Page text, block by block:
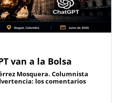
van a la Bolsa
Mosquera. Columnista
los comentarios